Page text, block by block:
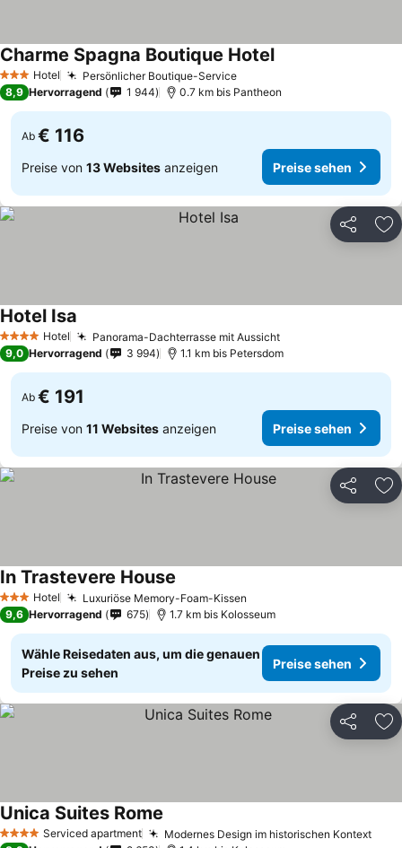
3 SterneHotel Persönlicher Boutique-Service
Charme Spagna Boutique Hotel
8,9 Hervorragend 1 944 0.7 km bis Pantheon
Ab € 116
Preise von 13 Websites anzeigen Preise sehen
Teilen
4 Sterne Hotel Panorama-Dachterrasse mit Aussicht
Hotel Isa
9,0 Hervorragend 3 994 1.1 km bis Petersdom
Ab € 191
Preise von 11 Websites anzeigen Preise sehen
Teilen
3 SterneHotel Luxuriöse Memory-Foam-Kissen
In Trastevere House
9,6 Hervorragend 675 1.7 km bis Kolosseum
Wähle Reisedaten aus, um die genauen
Preise zu sehen
Preise sehen
Teilen
4 Sterne Serviced apartment Modernes Design im historischen Kontext
Unica Suites Rome